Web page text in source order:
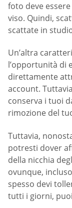
foto deve
viso. Quindi,
scattate in
Un’altra
l’opportunità di
direttamente
account.
conserva i tuoi
rimozione del
Tuttavia,
potresti dover
della nicchia
ovunque,
spesso devi
tutti i giorni,